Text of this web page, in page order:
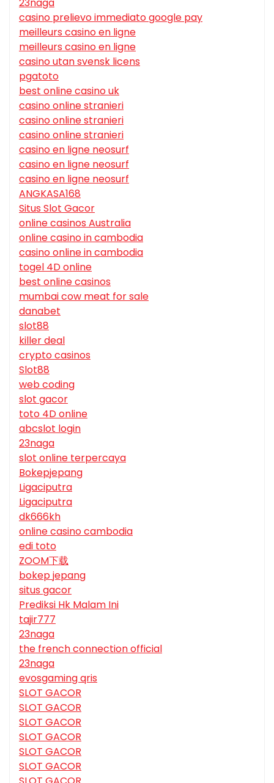
casino prelievo immediato google pay
meilleurs casino en ligne
meilleurs casino en ligne
casino utan svensk licens
pgatoto
best online casino uk
casino online stranieri
casino online stranieri
casino online stranieri
casino en ligne neosurf
casino en ligne neosurf
casino en ligne neosurf
ANGKASA168
Situs Slot Gacor
online casinos Australia
online casino in cambodia
casino online in cambodia
togel 4D online
best online casinos
mumbai cow meat for sale
danabet
slot88
killer deal
crypto casinos
Slot88
web coding
slot gacor
toto 4D online
abcslot login
23naga
slot online terpercaya
Bokepjepang
Ligaciputra
Ligaciputra
dk666kh
online casino cambodia
edi toto
ZOOM下载
bokep jepang
situs gacor
Prediksi Hk Malam Ini
tajir777
23naga
the french connection official
23naga
evosgaming qris
SLOT GACOR
SLOT GACOR
SLOT GACOR
SLOT GACOR
SLOT GACOR
SLOT GACOR